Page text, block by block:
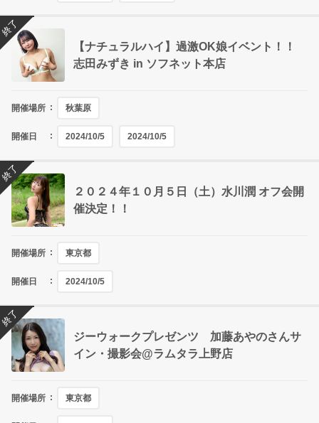
【ナチュラルハイ】過激OK娘イベント！！
志田みずき in ソフネット本店
開催場所 秋葉原
開催日 2024/10/5 2024/10/5
終了
２０２４年１０月５日（土）水川潤 オフ会開
催決定！！
開催場所 東京都
開催日 2024/10/5
終了
ジーウォークプレゼンツ 加藤あやのさんサ
イン・撮影会@ラムタラ上野店
開催場所 東京都
終了